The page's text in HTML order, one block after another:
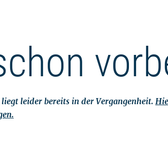
leider bereits in der Vergangenheit.